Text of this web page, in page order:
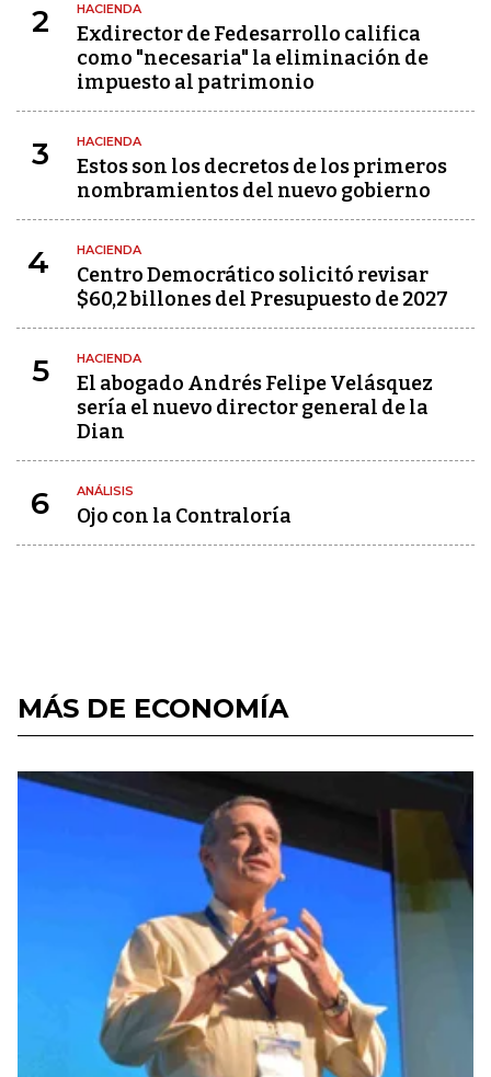
2 HACIENDA
Exdirector de Fedesarrollo califica
como "necesaria" la eliminación de
impuesto al patrimonio
3 HACIENDA
Estos son los decretos de los primeros
nombramientos del nuevo gobierno
4 HACIENDA
Centro Democrático solicitó revisar
$60,2 billones del Presupuesto de 2027
5 HACIENDA
El abogado Andrés Felipe Velásquez
sería el nuevo director general de la
Dian
6 ANÁLISIS
Ojo con la Contraloría
MÁS DE ECONOMÍA